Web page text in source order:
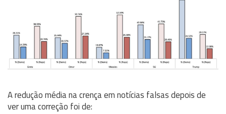
A redução média na crença em notícias falsas depois de
ver uma correção foi de: